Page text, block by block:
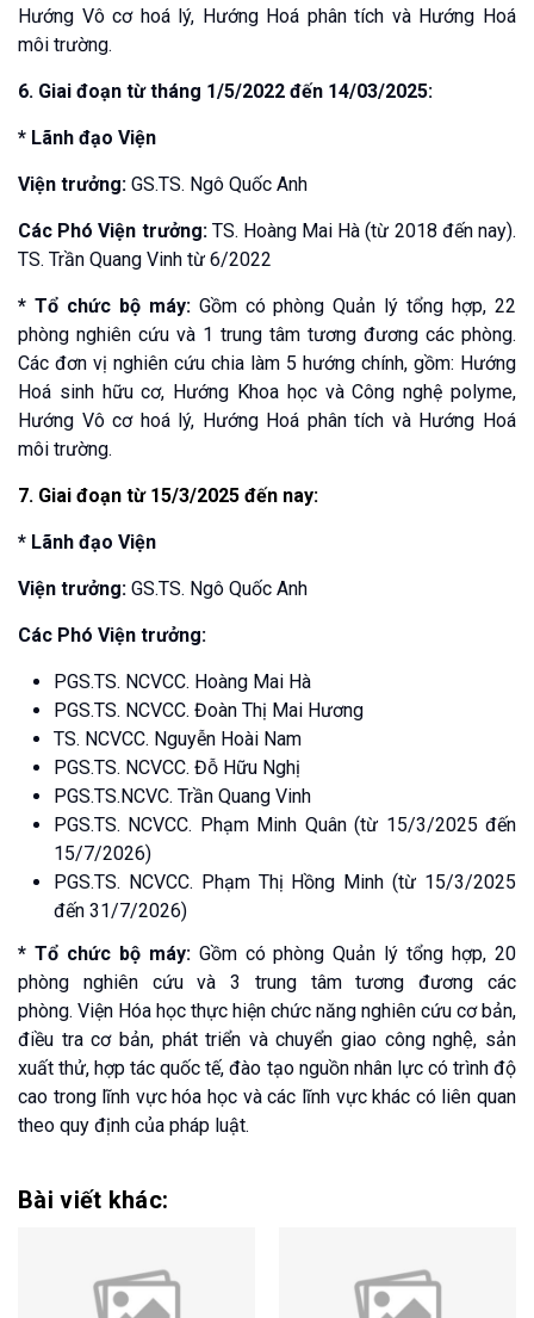
Hướng Vô cơ hoá lý, Hướng Hoá phân tích và Hướng Hoá
môi trường.
6. Giai đoạn từ tháng 1/5/2022 đến 14/03/2025:
* Lãnh đạo Viện
Viện trưởng: GS.TS. Ngô Quốc Anh
Các Phó Viện trưởng:TS. Hoàng Mai Hà (từ 2018 đến nay).
TS. Trần Quang Vinh từ 6/2022
* Tổ chức bộ máy: Gồm có phòng Quản lý tổng hợp, 22
phòng nghiên cứu và 1 trung tâm tương đương các phòng.
Các đơn vị nghiên cứu chia làm 5 hướng chính, gồm: Hướng
Hoá sinh hữu cơ, Hướng Khoa học và Công nghệ polyme,
Hướng Vô cơ hoá lý, Hướng Hoá phân tích và Hướng Hoá
môi trường.
7. Giai đoạn từ 15/3/2025 đến nay:
* Lãnh đạo Viện
Viện trưởng: GS.TS. Ngô Quốc Anh
Các Phó Viện trưởng:
PGS.TS. NCVCC. Hoàng Mai Hà
PGS.TS. NCVCC. Đoàn Thị Mai Hương
TS. NCVCC. Nguyễn Hoài Nam
PGS.TS. NCVCC. Đỗ Hữu Nghị
PGS.TS.NCVC. Trần Quang Vinh
PGS.TS. NCVCC. Phạm Minh Quân (từ 15/3/2025 đến
15/7/2026)
PGS.TS. NCVCC. Phạm Thị Hồng Minh (từ 15/3/2025
đến 31/7/2026)
* Tổ chức bộ máy: Gồm có phòng Quản lý tổng hợp, 20
phòng nghiên cứu và 3 trung tâm tương đương các
phòng. Viện Hóa học thực hiện chức năng nghiên cứu cơ bản,
điều tra cơ bản, phát triển và chuyển giao công nghệ, sản
xuất thử, hợp tác quốc tế, đào tạo nguồn nhân lực có trình độ
cao trong lĩnh vực hóa học và các lĩnh vực khác có liên quan
theo quy định của pháp luật.
Bài viết khác: